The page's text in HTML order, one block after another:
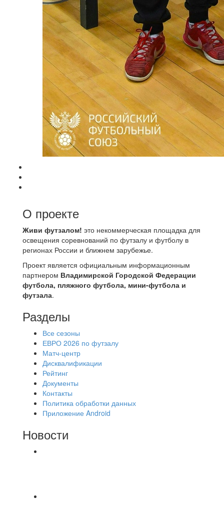
О проекте
Живи футзалом! это некоммерческая площадка для
освещения соревнований по футзалу и футболу в
регионах России и ближнем зарубежье.
Проект является официальным информационным
партнером Владимирской Городской Федерации
футбола, пляжного футбола, мини-футбола и
футзала.
Разделы
Все сезоны
ЕВРО 2026 по футзалу
Матч-центр
Дисквалификации
Рейтинг
Документы
Контакты
Политика обработки данных
Приложение Android
Новости